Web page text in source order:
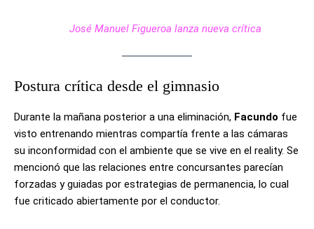
José Manuel Figueroa lanza nueva crítica
Postura crítica desde el gimnasio
Durante la mañana posterior a una eliminación, Facundo fue
visto entrenando mientras compartía frente a las cámaras
su inconformidad con el ambiente que se vive en el reality. Se
mencionó que las relaciones entre concursantes parecían
forzadas y guiadas por estrategias de permanencia, lo cual
fue criticado abiertamente por el conductor.